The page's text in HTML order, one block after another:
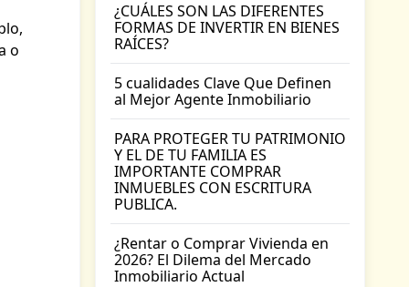
o
¿CUÁLES SON LAS DIFERENTES
FORMAS DE INVERTIR EN BIENES
RAÍCES?
5 cualidades Clave Que Definen
al Mejor Agente Inmobiliario
PARA PROTEGER TU PATRIMONIO
Y EL DE TU FAMILIA ES
IMPORTANTE COMPRAR
INMUEBLES CON ESCRITURA
PUBLICA.
¿Rentar o Comprar Vivienda en
2026? El Dilema del Mercado
Inmobiliario Actual